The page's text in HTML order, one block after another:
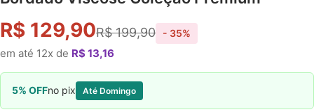
R$ 129,90R$ 199,90 - 35%
em até 12x de R$ 13,16
5% OFFno pix Até Domingo